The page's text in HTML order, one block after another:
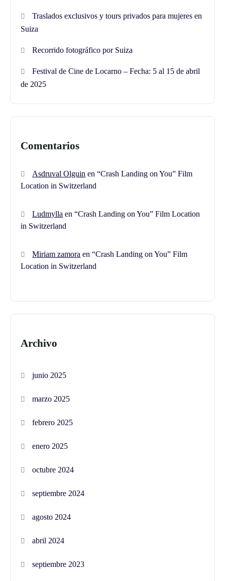
Traslados exclusivos y tours privados para mujeres en
Suiza
Recorrido fotográfico por Suiza
Festival de Cine de Locarno – Fecha: 5 al 15 de abril
de 2025
Comentarios
Asdruval Olguin en“Crash Landing on You” Film
Location in Switzerland
Ludmylla en“Crash Landing on You” Film Location
in Switzerland
Miriam zamora en“Crash Landing on You” Film
Location in Switzerland
Archivo
junio 2025
marzo 2025
febrero 2025
enero 2025
octubre 2024
septiembre 2024
agosto 2024
abril 2024
septiembre 2023